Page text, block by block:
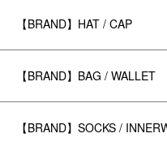
【BRAND】HAT / CAP
【BRAND】BAG / WALLET
【BRAND】SOCKS /